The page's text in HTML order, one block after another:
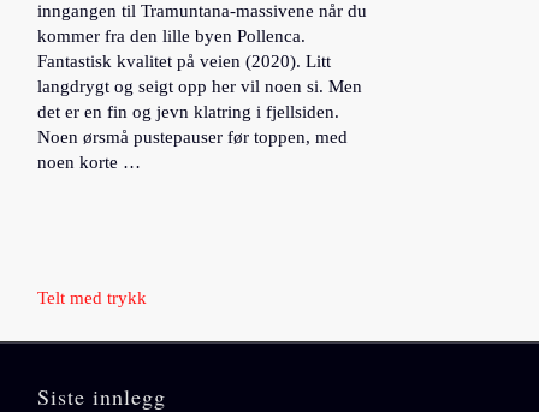
inngangen til Tramuntana-massivene når du
kommer fra den lille byen Pollenca.
Fantastisk kvalitet på veien (2020). Litt
langdrygt og seigt opp her vil noen si. Men
det er en fin og jevn klatring i fjellsiden.
Noen ørsmå pustepauser før toppen, med
noen korte …
Telt med trykk
Siste innlegg